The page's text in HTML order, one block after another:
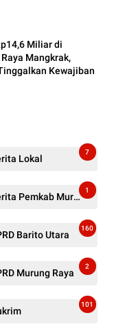
Miliar di
Mangkrak,
Kewajiban
Lokal
7
Pemkab Murung Raya
1
Barito Utara
160
Murung Raya
2
101